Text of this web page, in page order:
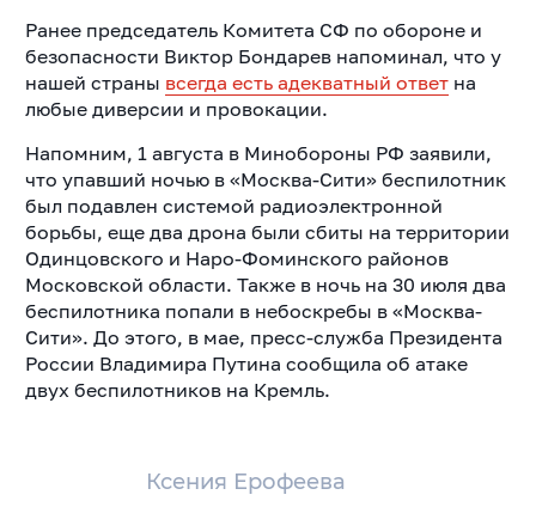
Ксения Ерофеева
Ранее председатель Комитета СФ по обороне и
безопасности Виктор Бондарев напоминал, что у
нашей страны всегда есть адекватный ответна
любые диверсии и провокации.
Напомним, 1 августа в Минобороны РФ заявили,
что упавший ночью в «Москва-Сити» беспилотник
был подавлен системой радиоэлектронной
борьбы, еще два дрона были сбиты на территории
Одинцовского и Наро-Фоминского районов
Московской области. Также в ночь на 30 июля два
беспилотника попали в небоскребы в «Москва-
Сити». До этого, в мае, пресс-служба Президента
России Владимира Путина сообщила об атаке
двух беспилотников на Кремль.